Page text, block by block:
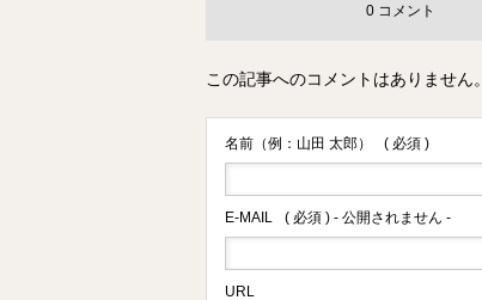
0 コメント
この記事へのコメントはありません。
名前（例：山田 太郎） ( 必須 )
E-MAIL ( 必須 ) - 公開されません -
URL